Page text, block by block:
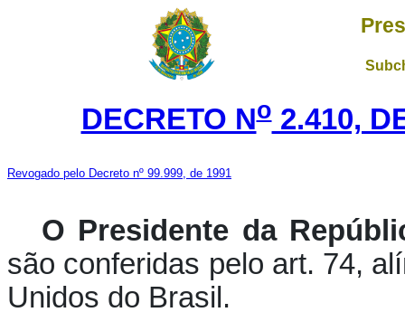
DECRETO No2.410,
Revogado pelo Decreto nº 99.999, de 1991
O Presidente da
são conferidas pelo art. 74,
Unidos do Brasil.